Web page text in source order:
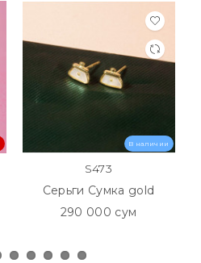
В наличии
S473
Серьги Сумка gold
290 000 сум